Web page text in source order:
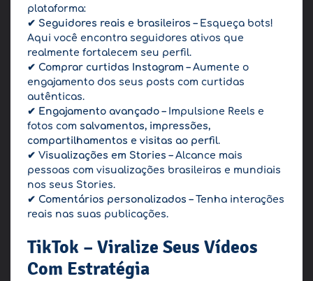
plataforma:
✔ Seguidores reais e brasileiros – Esqueça bots!
Aqui você encontra seguidores ativos que
realmente fortalecem seu perfil.
✔ Comprar curtidas Instagram – Aumente o
engajamento dos seus posts com curtidas
autênticas.
✔ Engajamento avançado – Impulsione Reels e
fotos com salvamentos, impressões,
compartilhamentos e visitas ao perfil.
✔ Visualizações em Stories – Alcance mais
pessoas com visualizações brasileiras e mundiais
nos seus Stories.
✔ Comentários personalizados – Tenha interações
reais nas suas publicações.
TikTok – Viralize Seus Vídeos
Com Estratégia